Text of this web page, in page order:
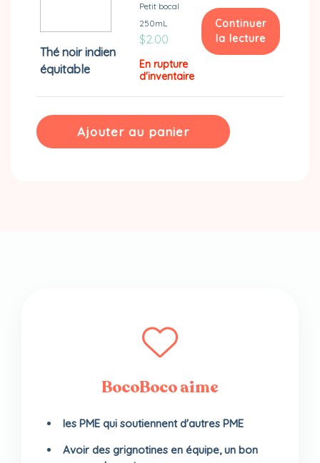
Thé noir indien
équitable
Petit bocal
250mL
$2.00
En rupture
d'inventaire
Continuer
la lecture
Ajouter au panier
BocoBoco aime
les PME qui soutiennent d'autres PME
Avoir des grignotines en équipe, un bon